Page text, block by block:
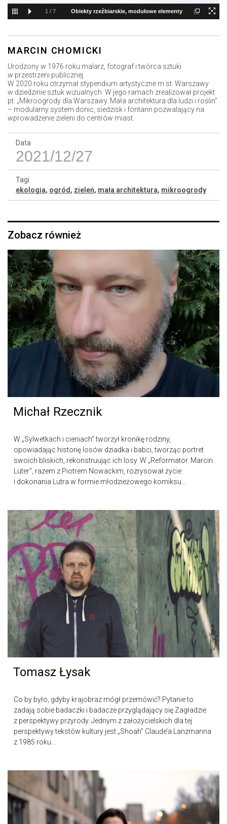
1 / 7 Obiekty rzeźbiarskie, modułowe elementy
MARCIN CHOMICKI
Urodzony w 1976 roku malarz, fotograf i twórca sztuki
w przestrzeni publicznej.
W 2020 roku otrzymał stypendium artystyczne m.st. Warszawy
w dziedzinie sztuk wizualnych. W jego ramach zrealizował projekt
pt. „Mikroogrody dla Warszawy. Mała architektura dla ludzi i roślin”
– modularny system donic, siedzisk i fontann pozwalający na
wprowadzenie zieleni do centrów miast.
Data
2021/12/27
Tagi
ekologia, ogród , zieleń, mała architektura, mikroogrody
Zobacz również
Michał Rzecznik
W „Sylwetkach i cieniach” tworzył kronikę rodziny,
opowiadając historię losów dziadka i babci, tworząc portret
swoich bliskich, rekonstruując ich losy. W „Reformator. Marcin
Luter”, razem z Piotrem Nowackim, rozrysował życie
i dokonania Lutra w formie młodzieżowego komiksu...
Tomasz Łysak
Co by było, gdyby krajobraz mógł przemówić? Pytanie to
zadają sobie badaczki i badacze przyglądający się Zagładzie
z perspektywy przyrody. Jednym z założycielskich dla tej
perspektywy tekstów kultury jest „Shoah” Claude’a Lanzmanna
z 1985 roku...